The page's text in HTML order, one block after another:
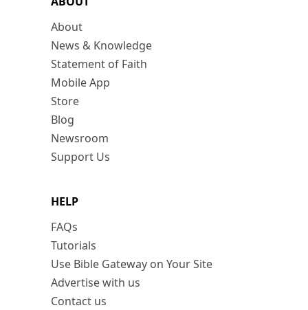
About
News & Knowledge
Statement of Faith
Mobile App
Store
Blog
Newsroom
Support Us
HELP
FAQs
Tutorials
Use Bible Gateway on Your Site
Advertise with us
Contact us